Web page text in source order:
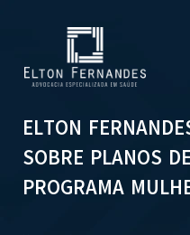
ELTON
SOBRE PLANOS
PROGRAMA